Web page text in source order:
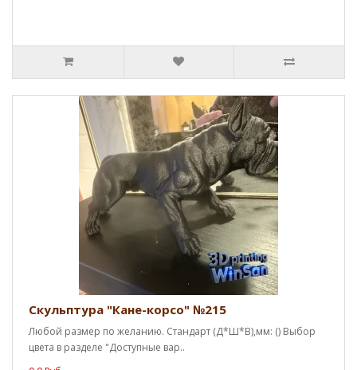
Скульптура "Кане-корсо" №215
Любой размер по желанию. Стандарт (Д*Ш*В),мм: () Выбор
цвета в разделе "Доступные вар..